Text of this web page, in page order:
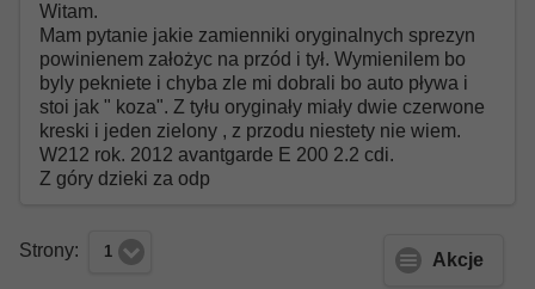
Witam.
Mam pytanie jakie zamienniki oryginalnych sprezyn
powinienem założyc na przód i tył. Wymienilem bo
byly pekniete i chyba zle mi dobrali bo auto pływa i
stoi jak " koza". Z tyłu oryginały miały dwie czerwone
kreski i jeden zielony , z przodu niestety nie wiem.
W212 rok. 2012 avantgarde E 200 2.2 cdi.
Z góry dzieki za odp
Strony: 1 Akcje